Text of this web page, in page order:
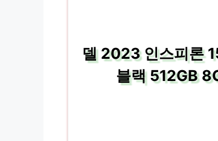
델 2023 인스피론
블랙 512GB